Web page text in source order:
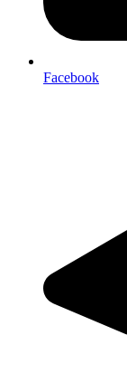
Facebook